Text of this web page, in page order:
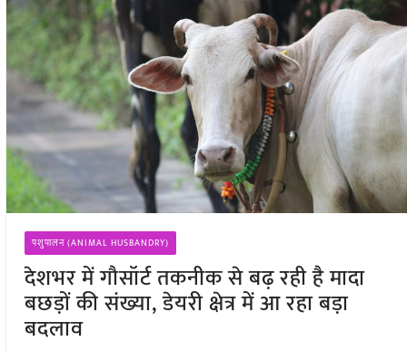
पशुपालन (ANIMAL HUSBANDRY)
देशभर में गौसॉर्ट तकनीक से बढ़ रही है मादा
बछड़ों की संख्या, डेयरी क्षेत्र में आ रहा बड़ा
बदलाव